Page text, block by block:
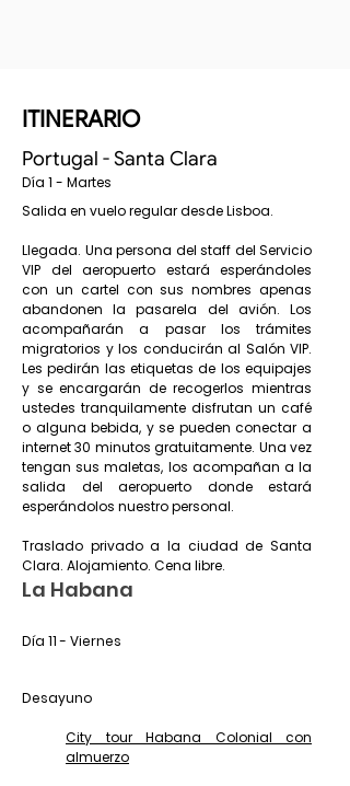
ITINERARIO
Portugal - Santa Clara
Día 1 - Martes
Salida en vuelo regular desde Lisboa.
Llegada. Una persona del staff del Servicio
VIP del aeropuerto estará esperándoles
con un cartel con sus nombres apenas
abandonen la pasarela del avión. Los
acompañarán a pasar los trámites
migratorios y los conducirán al Salón VIP.
Les pedirán las etiquetas de los equipajes
y se encargarán de recogerlos mientras
ustedes tranquilamente disfrutan un café
o alguna bebida, y se pueden conectar a
internet 30 minutos gratuitamente. Una vez
tengan sus maletas, los acompañan a la
salida del aeropuerto donde estará
esperándolos nuestro personal.
Traslado privado a la ciudad de Santa
Clara. Alojamiento. Cena libre.
La Habana
Día 11 - Viernes
Desayuno
City tour Habana Colonial con
almuerzo